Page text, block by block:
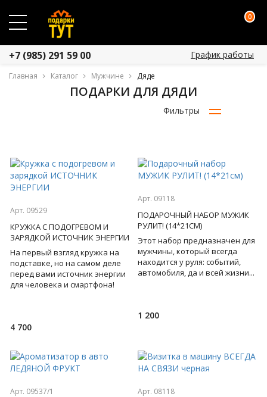
0
+7 (985) 291 59 00 График работы
Главная Каталог Мужчине Дяде
ПОДАРКИ ДЛЯ ДЯДИ
Фильтры
Арт. 09529
КРУЖКА С ПОДОГРЕВОМ И
ЗАРЯДКОЙ ИСТОЧНИК ЭНЕРГИИ
На первый взгляд кружка на
подставке, но на самом деле
перед вами источник энергии
для человека и смартфона!
4 700
Арт. 09118
ПОДАРОЧНЫЙ НАБОР МУЖИК
РУЛИТ! (14*21СМ)
Этот набор предназначен для
мужчины, который всегда
находится у руля: событий,
автомобиля, да и всей жизни...
1 200
Арт. 09537/1 Арт. 08118